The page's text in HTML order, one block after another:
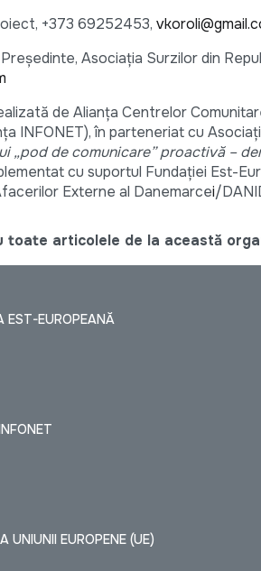
+373 69252453,
Asociația Surzilor din
de Alianța Centrelor
INFONET), în parteneriat cu
„pod de comunicare” proactivă –
cu suportul Fundaţiei Est-
Externe al Danemarcei/
toate articolele de la această
EST-EUROPEANĂ
UNIUNII EUROPENE (UE)